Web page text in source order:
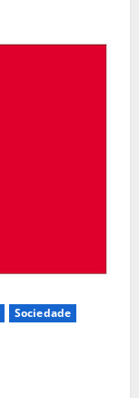
Sociedade